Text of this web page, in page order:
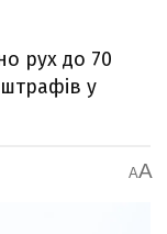
рух до 70
у
AA